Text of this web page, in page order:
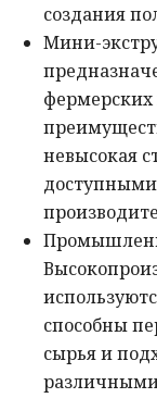
создания
Мини-
фермерских
невысокая
способны
сырья и